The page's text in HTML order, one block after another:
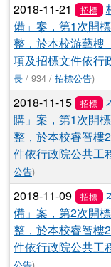
2018-11-21 招標
備」案，第1次開
整，於本校游藝樓
項及招標文件依行
長 / 934 / 招標公告)
2018-11-15 招標
購」案，第1次開
整，於本校睿智樓
件依行政院公共工
公告)
2018-11-09 招標
備」案，第2次開
整，於本校睿智樓
件依行政院公共工